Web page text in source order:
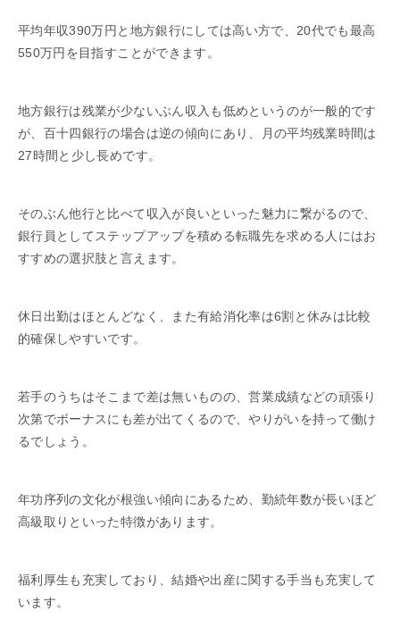
平均年収390万円と地方銀行にしては高い方で、20代でも最高
550万円を目指すことができます。
地方銀行は残業が少ないぶん収入も低めというのが一般的です
が、百十四銀行の場合は逆の傾向にあり、月の平均残業時間は
27時間と少し長めです。
そのぶん他行と比べて収入が良いといった魅力に繋がるので、
銀行員としてステップアップを積める転職先を求める人にはお
すすめの選択肢と言えます。
休日出勤はほとんどなく、また有給消化率は6割と休みは比較
的確保しやすいです。
若手のうちはそこまで差は無いものの、営業成績などの頑張り
次第でボーナスにも差が出てくるので、やりがいを持って働け
るでしょう。
年功序列の文化が根強い傾向にあるため、勤続年数が長いほど
高級取りといった特徴があります。
福利厚生も充実しており、結婚や出産に関する手当も充実して
います。